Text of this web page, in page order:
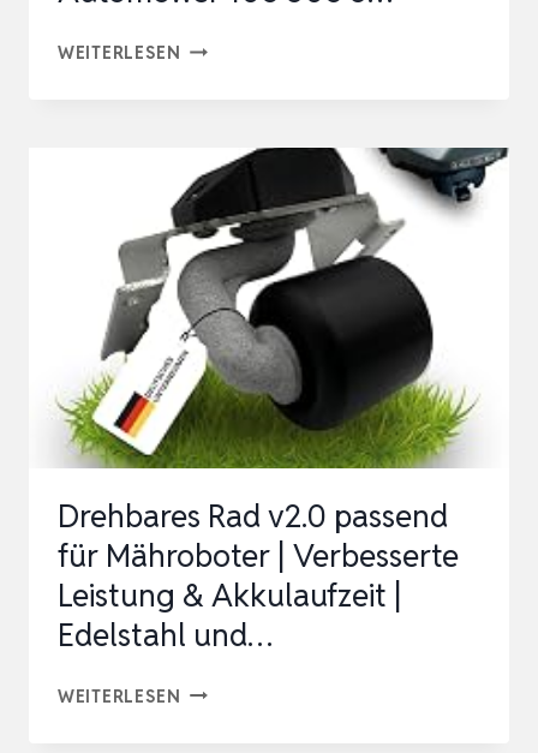
WEITERLESEN 2X
GARDENA
R38LI
R40LI
R50LI
R70LI
R80LI
&
HUSQVARNA
105
305
3…
Drehbares Rad v2.0 passend
für Mähroboter | Verbesserte
Leistung & Akkulaufzeit |
Edelstahl und…
WEITERLESEN DREHBARES